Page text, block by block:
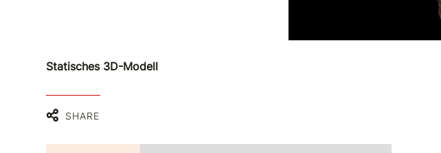
Statisches 3D-Modell
SHARE